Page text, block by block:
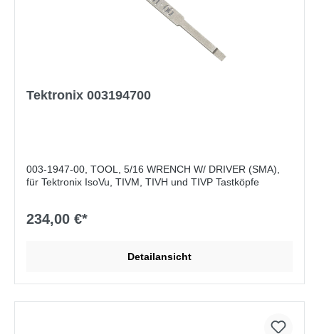
Tektronix 003194700
003-1947-00, TOOL, 5/16 WRENCH W/ DRIVER (SMA),
für Tektronix IsoVu, TIVM, TIVH und TIVP Tastköpfe
234,00 €*
Detailansicht